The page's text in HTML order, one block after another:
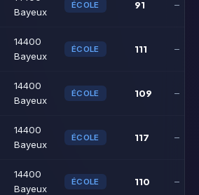
Bayeux
ÉCOLE 91 –
14400
Bayeux
ÉCOLE 111 –
14400
Bayeux
ÉCOLE 109 –
14400
Bayeux
ÉCOLE 117 –
14400
Bayeux
ÉCOLE 110 –